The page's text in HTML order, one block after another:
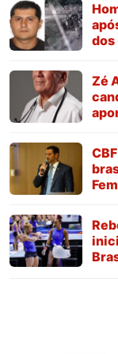
dos
Zé